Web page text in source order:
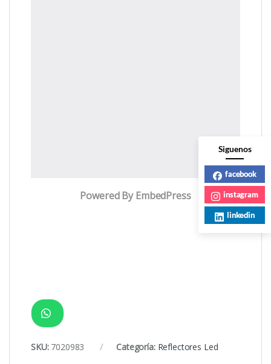
Powered By EmbedPress
SKU: 7020983 Categoría: Reflectores Led
Siguenos
facebook
instagram
linkedin